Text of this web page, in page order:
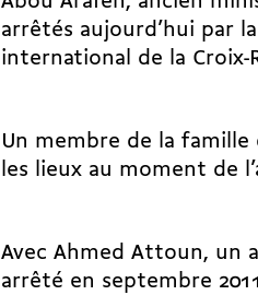
arrêtés aujourd’hui par
international de la Croix-
Un membre de la
les lieux au moment de
Avec Ahmed Attoun, un
arrêté en septembre